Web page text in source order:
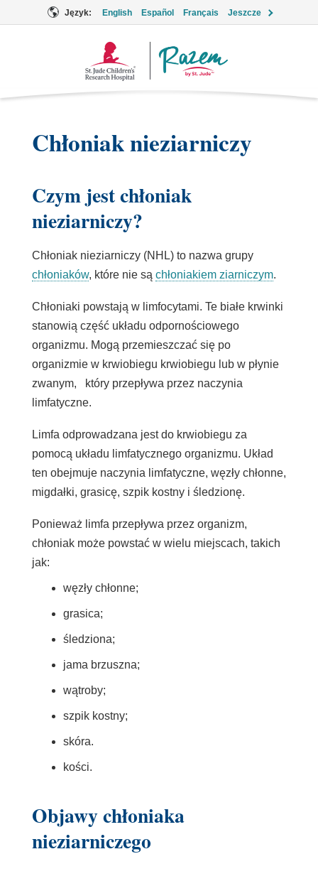
Język: English Español Français Jeszcze
Logo
Chłoniak nieziarniczy
Czym jest chłoniak
nieziarniczy?
Chłoniak nieziarniczy (NHL) to nazwa grupy
chłoniaków, które nie są chłoniakiem ziarniczym.
Chłoniaki powstają w limfocytami. Te białe krwinki
stanowią część układu odpornościowego
organizmu. Mogą przemieszczać się po
organizmie w krwiobiegu krwiobiegu lub w płynie
zwanym,
który przepływa przez naczynia
limfatyczne.
Limfa odprowadzana jest do krwiobiegu za
pomocą układu limfatycznego organizmu. Układ
ten obejmuje naczynia limfatyczne, węzły chłonne,
migdałki, grasicę, szpik kostny i śledzionę.
Ponieważ limfa przepływa przez organizm,
chłoniak może powstać w wielu miejscach, takich
jak:
węzły chłonne;
grasica;
śledziona;
jama brzuszna;
wątroby;
szpik kostny;
skóra.
kości.
Objawy chłoniaka
nieziarniczego